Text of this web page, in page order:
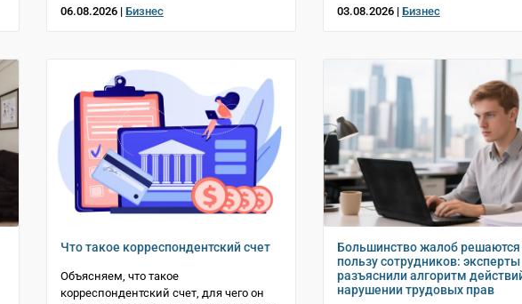
06.08.2026 | Бизнес 03.08.2026 | Бизнес
Что такое корреспондентский счет
Объясняем, что такое
корреспондентский счет, для чего он
Большинство жалоб решаются
пользу сотрудников: эксперты
разъяснили алгоритм
нарушении трудовых прав